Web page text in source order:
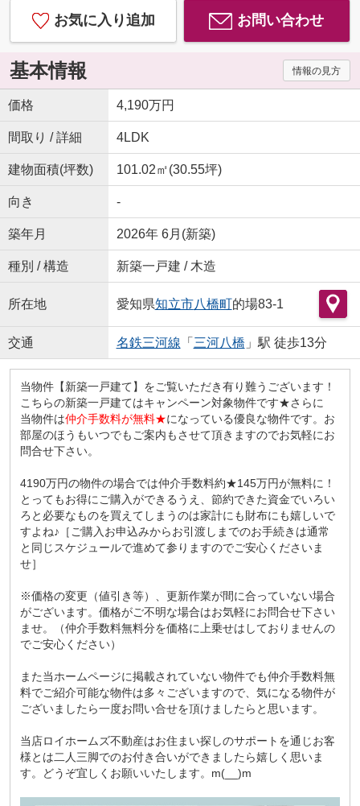
お気に入り追加 お問い合わせ
基本情報 情報の見方
価格 4,190万円
間取り / 詳細 4LDK
建物面積(坪数) 101.02㎡(30.55坪)
向き -
築年月 2026年 6月(新築)
種別 / 構造 新築一戸建 / 木造
所在地 愛知県知立市八橋町的場83-1
交通 名鉄三河線 「 三河八橋 」駅 徒歩13分
当物件【新築一戸建て】をご覧いただき有り難うございます！
こちらの新築一戸建てはキャンペーン対象物件です★さらに
当物件は仲介手数料が無料★になっている優良な物件です。お
部屋のほうもいつでもご案内もさせて頂きますのでお気軽にお
問合せ下さい。
4190万円の物件の場合では仲介手数料約★145万円が無料に！
とってもお得にご購入ができるうえ、節約できた資金でいろい
ろと必要なものを買えてしまうのは家計にも財布にも嬉しいで
すよね♪［ご購入お申込みからお引渡しまでのお手続きは通常
と同じスケジュールで進めて参りますのでご安心くださいま
せ］
※価格の変更（値引き等）、更新作業が間に合っていない場合
がございます。価格がご不明な場合はお気軽にお問合せ下さい
ませ。（仲介手数料無料分を価格に上乗せはしておりませんの
でご安心ください）
また当ホームページに掲載されていない物件でも仲介手数料無
料でご紹介可能な物件は多々ございますので、気になる物件が
ございましたら一度お問い合せを頂けましたらと思います。
当店ロイホームズ不動産はお住まい探しのサポートを通じお客
様とは二人三脚でのお付き合いができましたら嬉しく思いま
す。どうぞ宜しくお願いいたします。m(__)m